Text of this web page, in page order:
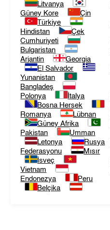
Litvanya
Güney Kore
Çin
Türkiye
Hindistan
Çek
Cumhuriyeti
Bulgaristan
Arjantin
Georgia
El Salvador
Yunanistan
Bangladeş
Polonya
İtalya
Bosna Hersek
Romanya
Lübnan
Güney Afrika
Pakistan
Umman
Letonya
Rusya
Federasyonu
Mısır
İsveç
Vietnam
Endonezya
Peru
Belçika